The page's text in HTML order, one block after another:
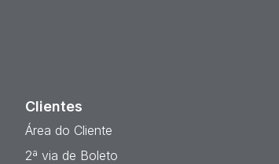
Clientes
Área do Cliente
2ª via de Boleto